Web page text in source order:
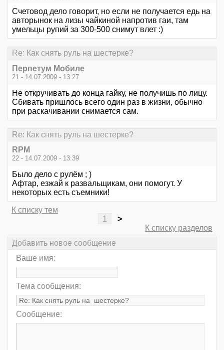
Счетовод дело говорит, но если не получается едь на
авторынок на лизы чайкиной напротив гаи, там
умельцы рупий за 300-500 снимут влет :)
Re: Как снять руль на шестерке?
Перпетум Мобиле
21 - 14.07.2009 - 13:27
Не откручивать до конца гайку, не получишь по лицу.
Сбивать пришлось всего один раз в жизни, обычно
при раскачивании снимается сам.
Re: Как снять руль на шестерке?
RPM
22 - 14.07.2009 - 13:39
Было дело с рулём ; )
Афтар, езжай к развальщикам, они помогут. У
некоторых есть съемники!
К списку тем
1
>
К списку разделов
Добавить новое сообщение
Ваше имя:
Тема сообщения:
Сообщение: